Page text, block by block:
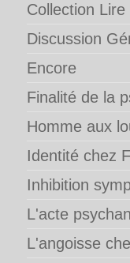
Collection
Discussion
Encore
Finalité de la
Homme aux
Identité chez
Inhibition
L'acte
L'angoisse